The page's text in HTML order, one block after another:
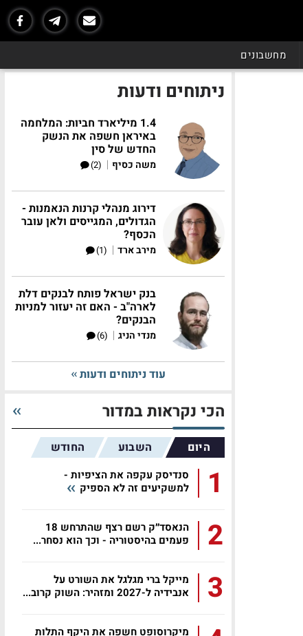
מחשבונים
ניתוחים ודעות
1.4 מיליארד חביות: המלחמה
באיראן חשפה את הנשק
החדש של סין
משה כסיף |
(2)
דירוג מנהלי קרנות הנאמנות -
הגדולים, המגייסים ולאן עובר
הכסף?
מירב ארד |
(1)
בנק ישראל פותח לבנקים דלת
לארה"ב - האם זה יעזור למניות
הבנקים?
מנדי הניג |
(6)
עוד ניתוחים ודעות
הכי נקראות במדור
היום השבוע החודש
1
סנדיסק עקפה את הציפיות -
למשקיעים זה לא הספיק
2
הנאסד״ק רשם רצף שהתרחש 18
פעמים בהיסטוריה - וכך הוא נסחר...
3
מייקל ברי מגלגל את השורט על
אנבידיה ל-2027 ומזהיר: השוק קרוב...
מיקרוסופט חשפה את היקף התלות